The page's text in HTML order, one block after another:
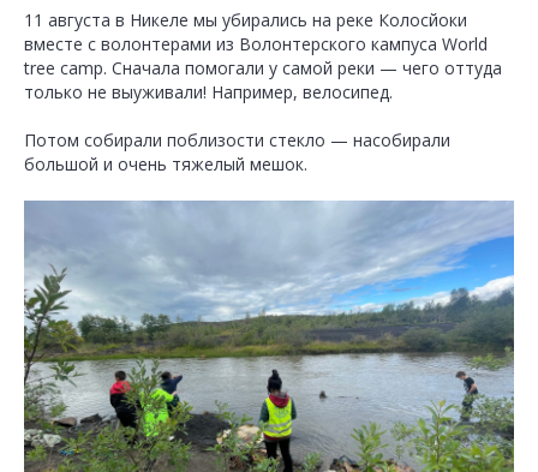
11 августа в Никеле мы убирались на реке Колосйоки
вместе с волонтерами из Волонтерского кампуса World
tree camp. Сначала помогали у самой реки — чего оттуда
только не выуживали! Например, велосипед.
Потом собирали поблизости стекло — насобирали
большой и очень тяжелый мешок.